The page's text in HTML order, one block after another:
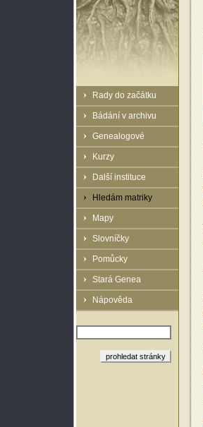
Rady do začátku
Bádání v archivu
Genealogové
Kurzy
Další instituce
Hledám matriky
Mapy
Slovníčky
Pomůcky
Stará Genea
Nápověda